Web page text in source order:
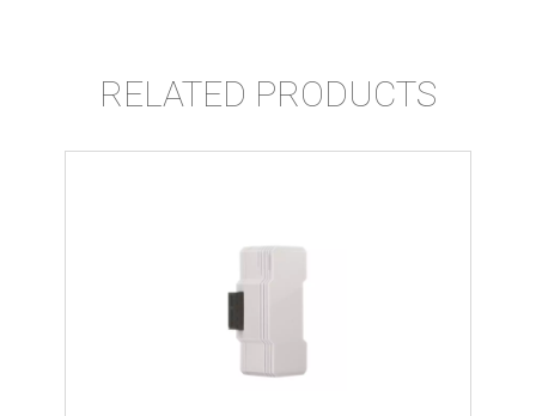
RELATED PRODUCTS